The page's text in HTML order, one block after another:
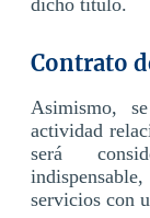
Contrato
Asimismo,
actividad
será
servicios con